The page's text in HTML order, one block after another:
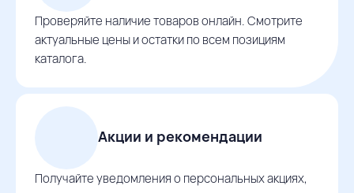
Проверяйте наличие товаров онлайн. Смотрите
актуальные цены и остатки по всем позициям
каталога.
Акции и рекомендации
Получайте уведомления о персональных акциях,